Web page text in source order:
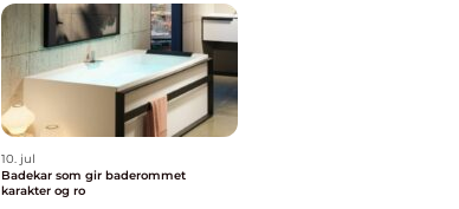
10. jul
Badekar som gir baderommet
karakter og ro